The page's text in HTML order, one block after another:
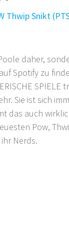
Thwip Snikt
daher,
Spotify zu
SPIELE
Sie ist sich
das auch
Pow,
Nerds.